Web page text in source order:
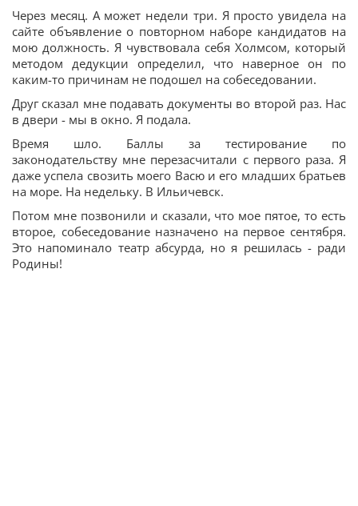
Через месяц. А может недели три. Я просто увидела на
сайте объявление о повторном наборе кандидатов на
мою должность. Я чувствовала себя Холмсом, который
методом дедукции определил, что наверное он по
каким-то причинам не подошел на собеседовании.
Друг сказал мне подавать документы во второй раз. Нас
в двери - мы в окно. Я подала.
Время шло. Баллы за тестирование по
законодательству мне перезасчитали с первого раза. Я
даже успела свозить моего Васю и его младших братьев
на море. На недельку. В Ильичевск.
Потом мне позвонили и сказали, что мое пятое, то есть
второе, собеседование назначено на первое сентября.
Это напоминало театр абсурда, но я решилась - ради
Родины!